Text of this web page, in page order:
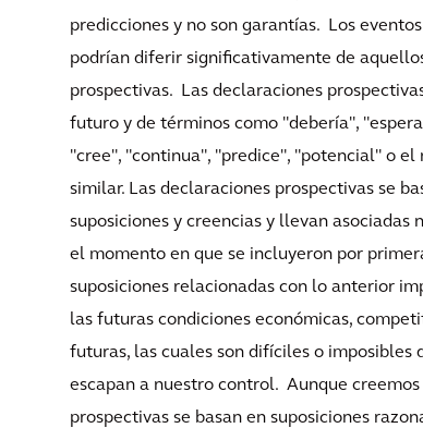
predicciones y no son garantías. Los
podrían diferir significativamente de
prospectivas. Las declaraciones
futuro y de términos como "debería",
"cree", "continua", "predice", "potencial" o
similar. Las declaraciones prospectivas se
suposiciones y creencias y llevan
el momento en que se incluyeron por
suposiciones relacionadas con lo anterior
las futuras condiciones económicas,
futuras, las cuales son difíciles o imposibles
escapan a nuestro control. Aunque
prospectivas se basan en suposiciones